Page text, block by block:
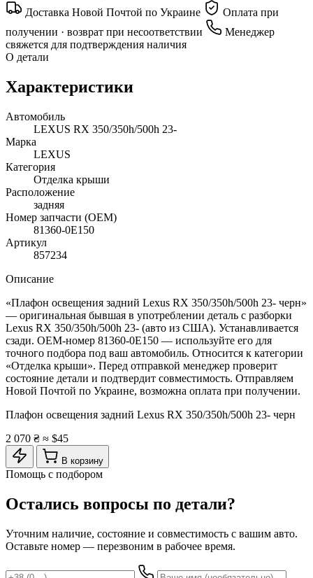
Доставка Новой Почтой по Украине
Оплата при
получении · возврат при несоответствии
Менеджер
свяжется для подтверждения наличия
О детали
Характеристики
Автомобиль
LEXUS RX 350/350h/500h 23-
Марка
LEXUS
Категория
Отделка крыши
Расположение
задняя
Номер запчасти (OEM)
81360-0E150
Артикул
857234
Описание
«Плафон освещения задний Lexus RX 350/350h/500h 23- черн»
— оригинальная бывшая в употреблении деталь с разборки
Lexus RX 350/350h/500h 23- (авто из США). Устанавливается
сзади. OEM-номер 81360-0E150 — используйте его для
точного подбора под ваш автомобиль. Относится к категории
«Отделка крыши». Перед отправкой менеджер проверит
состояние детали и подтвердит совместимость. Отправляем
Новой Почтой по Украине, возможна оплата при получении.
Плафон освещения задний Lexus RX 350/350h/500h 23- черн
2 070 ₴ ≈ $45
В корзину
Помощь с подбором
Остались вопросы по детали?
Уточним наличие, состояние и совместимость с вашим авто.
Оставьте номер — перезвоним в рабочее время.